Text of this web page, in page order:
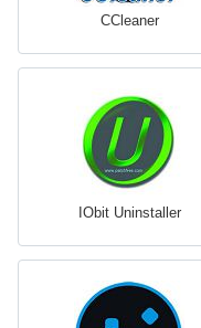
CCleaner
IObit Uninstaller